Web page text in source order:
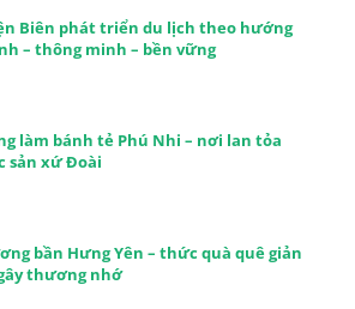
Biên phát triển du lịch theo hướng
– thông minh – bền vững
làm bánh tẻ Phú Nhi – nơi lan tỏa
sản xứ Đoài
bần Hưng Yên – thức quà quê giản
thương nhớ